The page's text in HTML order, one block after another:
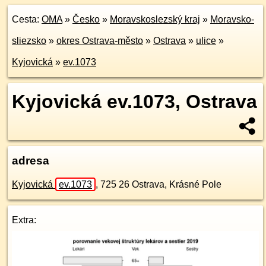
Cesta: OMA» Česko » Moravskoslezský kraj » Moravsko-
sliezsko » okres Ostrava-město » Ostrava » ulice »
Kyjovická » ev.1073
Kyjovická ev.1073, Ostrava
adresa
Kyjovická ev.1073 , 725 26 Ostrava, Krásné Pole
Extra: